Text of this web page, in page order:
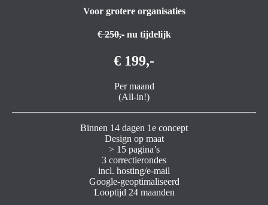
Voor grotere organisaties
€ 250,-nu tijdelijk
€ 199,-
Per maand
(All-in!)
Binnen 14 dagen 1e concept
Design op maat
> 15 pagina’s
3 correctierondes
incl. hosting/e-mail
Google-geoptimaliseerd
Looptijd 24 maanden